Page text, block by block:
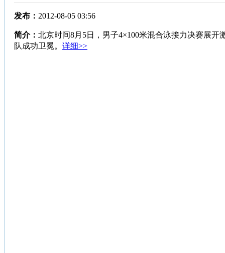
发布： 2012-08-05 03:56
简介： 北京时间8月5日，男子4×100米混合泳接力决赛展开
队成功卫冕。 详细>>